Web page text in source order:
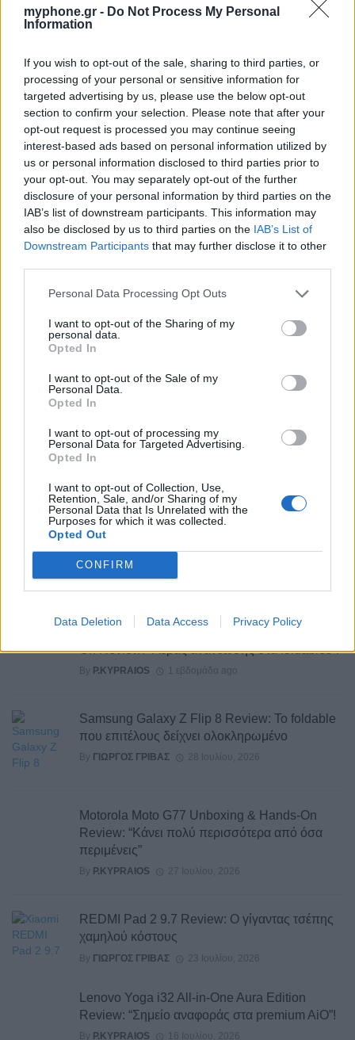
myphone.gr - Do Not Process My Personal
Information
If you wish to opt-out of the sale, sharing to third parties, or
processing of your personal or sensitive information for
targeted advertising by us, please use the below opt-out
section to confirm your selection. Please note that after your
opt-out request is processed you may continue seeing
interest-based ads based on personal information utilized by
us or personal information disclosed to third parties prior to
your opt-out. You may separately opt-out of the further
disclosure of your personal information by third parties on the
IAB’s list of downstream participants. This information may
also be disclosed by us to third parties on the IAB’s List of
Downstream Participants that may further disclose it to other
Personal Data Processing Opt Outs
I want to opt-out of the Sharing of my
personal data.
Opted In
I want to opt-out of the Sale of my
Personal Data.
Opted In
I want to opt-out of processing my
Personal Data for Targeted Advertising.
Opted In
I want to opt-out of Collection, Use,
Retention, Sale, and/or Sharing of my
Personal Data that Is Unrelated with the
Purposes for which it was collected.
Opted Out
CONFIRM
Data Deletion Data Access Privacy Policy
9.1
Posted
Tagged
with
review samsung galaxy z flip3
YOU MAY ALSO LIKE
Crease, γεια σου ολοήμερη μπαταρία
Samsung Galaxy Z Fold 8 Unboxing & Hands-
On Review: “Αέρας ανανέωσης στα foldables”!
By P.KYPRAIOS 1 εβδομάδα ago
Samsung Galaxy Z Flip 8 Review: Το foldable
που επιτέλους δείχνει ολοκληρωμένο
By ΓΙΏΡΓΟΣ ΓΡΊΒΑΣ 28 Ιουλίου, 2026
Motorola Moto G77 Unboxing & Hands-On
Review: “Κάνει πολύ περισσότερα από όσα
περιμένεις”
By P.KYPRAIOS 27 Ιουλίου, 2026
REDMI Pad 2 9.7 Review: Ο γίγαντας τσέπης
χαμηλού κόστους
By ΓΙΏΡΓΟΣ ΓΡΊΒΑΣ 23 Ιουλίου, 2026
Lenovo Yoga i32 All-in-One Aura Edition
Review: “Σημείο αναφοράς στα premium AiO”!
By P.KYPRAIOS 16 Ιουλίου, 2026